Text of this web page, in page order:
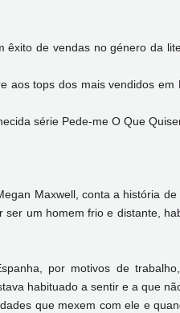
êxito de vendas no género da
aos tops dos mais vendidos
série Pede-me O Que
Maxwell, conta a história
ser um homem frio e distante,
por motivos de
habituado a sentir e a que
que mexem com ele e